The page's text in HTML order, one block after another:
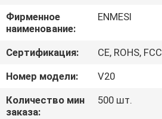
ПУТЕШЕСТВИЕ
ФАБРИКИ
ПРОВЕРКА
КАЧЕСТВА
Фирменное
наименование:
ENMESI
Сертификация:
CE, ROHS, FCC
Номер модели:
V20
Количество мин
заказа:
500 шт.